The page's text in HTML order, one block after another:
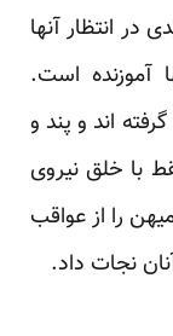
در انتظار آنها
آموزنده است.
اند و پند و
با خلق نیروی
را از عواقب
نجات داد.